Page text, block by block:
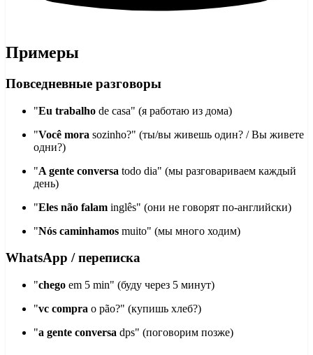
Примеры
Повседневные разговоры
"Eu trabalho de casa" (я работаю из дома)
"Você mora sozinho?" (ты/вы живешь один? / Вы живете
одни?)
"A gente conversa todo dia" (мы разговариваем каждый
день)
"Eles não falam inglês" (они не говорят по-английски)
"Nós caminhamos muito" (мы много ходим)
WhatsApp / переписка
"chego em 5 min" (буду через 5 минут)
"vc compra o pão?" (купишь хлеб?)
"a gente conversa dps" (поговорим позже)